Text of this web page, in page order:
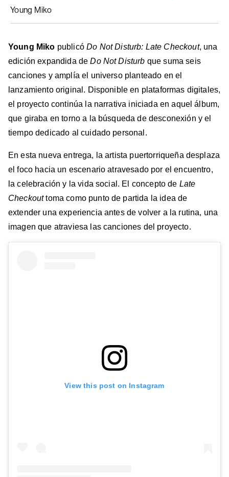
Young Miko
Young Miko publicóDo Not Disturb: Late Checkout, una
edición expandida deDo Not Disturb que suma seis
canciones y amplía el universo planteado en el
lanzamiento original. Disponible en plataformas digitales,
el proyecto continúa la narrativa iniciada en aquel álbum,
que giraba en torno a la búsqueda de desconexión y el
tiempo dedicado al cuidado personal.
En esta nueva entrega, la artista puertorriqueña desplaza
el foco hacia un escenario atravesado por el encuentro,
la celebración y la vida social. El concepto de Late
Checkouttoma como punto de partida la idea de
extender una experiencia antes de volver a la rutina, una
imagen que atraviesa las canciones del proyecto.
View this post on Instagram